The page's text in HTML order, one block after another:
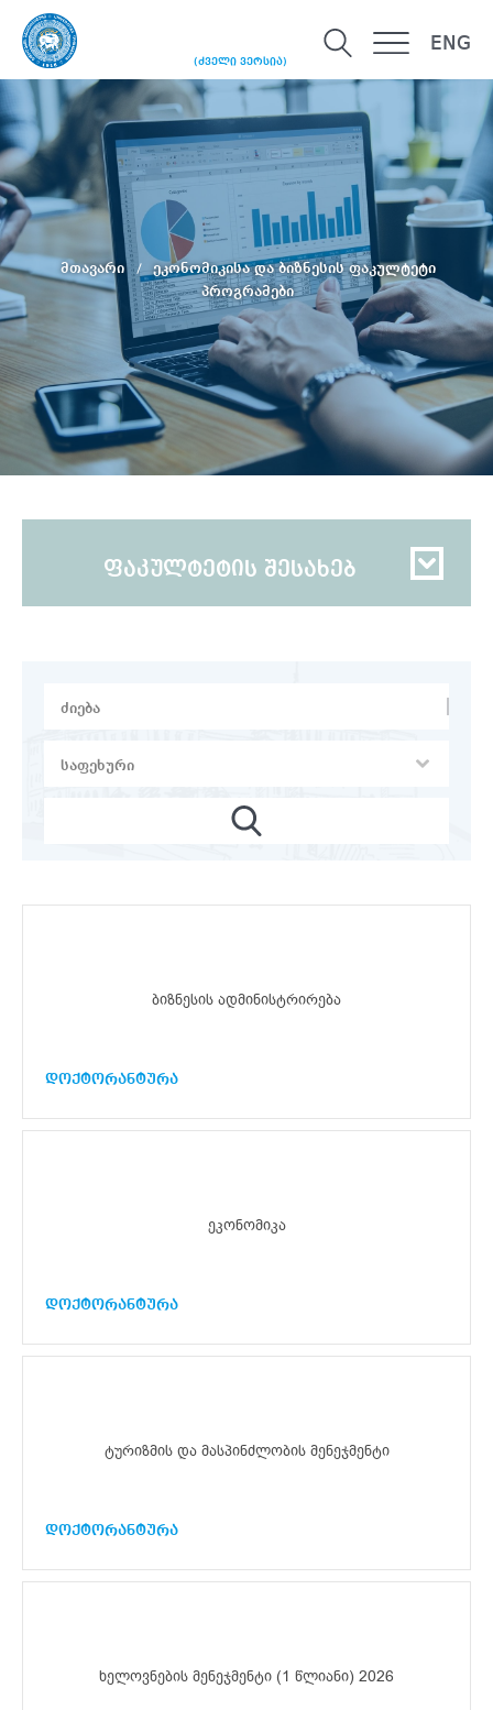
(ძველი ვერსია)
ENG
მთავარი
ეკონომიკისა და ბიზნესის ფაკულტეტი
პროგრამები
ფაკულტეტის შესახებ
ბიზნესის ადმინისტრირება
დოქტორანტურა
ეკონომიკა
დოქტორანტურა
ტურიზმის და მასპინძლობის მენეჯმენტი
დოქტორანტურა
ხელოვნების მენეჯმენტი (1 წლიანი) 2026